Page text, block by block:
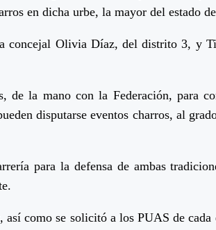
en dicha urbe, la mayor del estado
concejal Olivia Díaz, del distrito 3, y
de la mano con la Federación, para
disputarse eventos charros, al
para la defensa de ambas
como se solicitó a los PUAS de